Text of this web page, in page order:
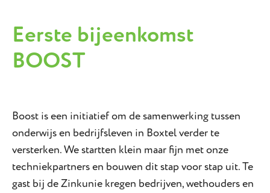
Eerste bijeenkomst
BOOST
Boost is een initiatief om de samenwerking tussen
onderwijs en bedrijfsleven in Boxtel verder te
versterken. We startten klein maar fijn met onze
techniekpartners en bouwen dit stap voor stap uit. Te
gast bij de Zinkunie kregen bedrijven, wethouders en